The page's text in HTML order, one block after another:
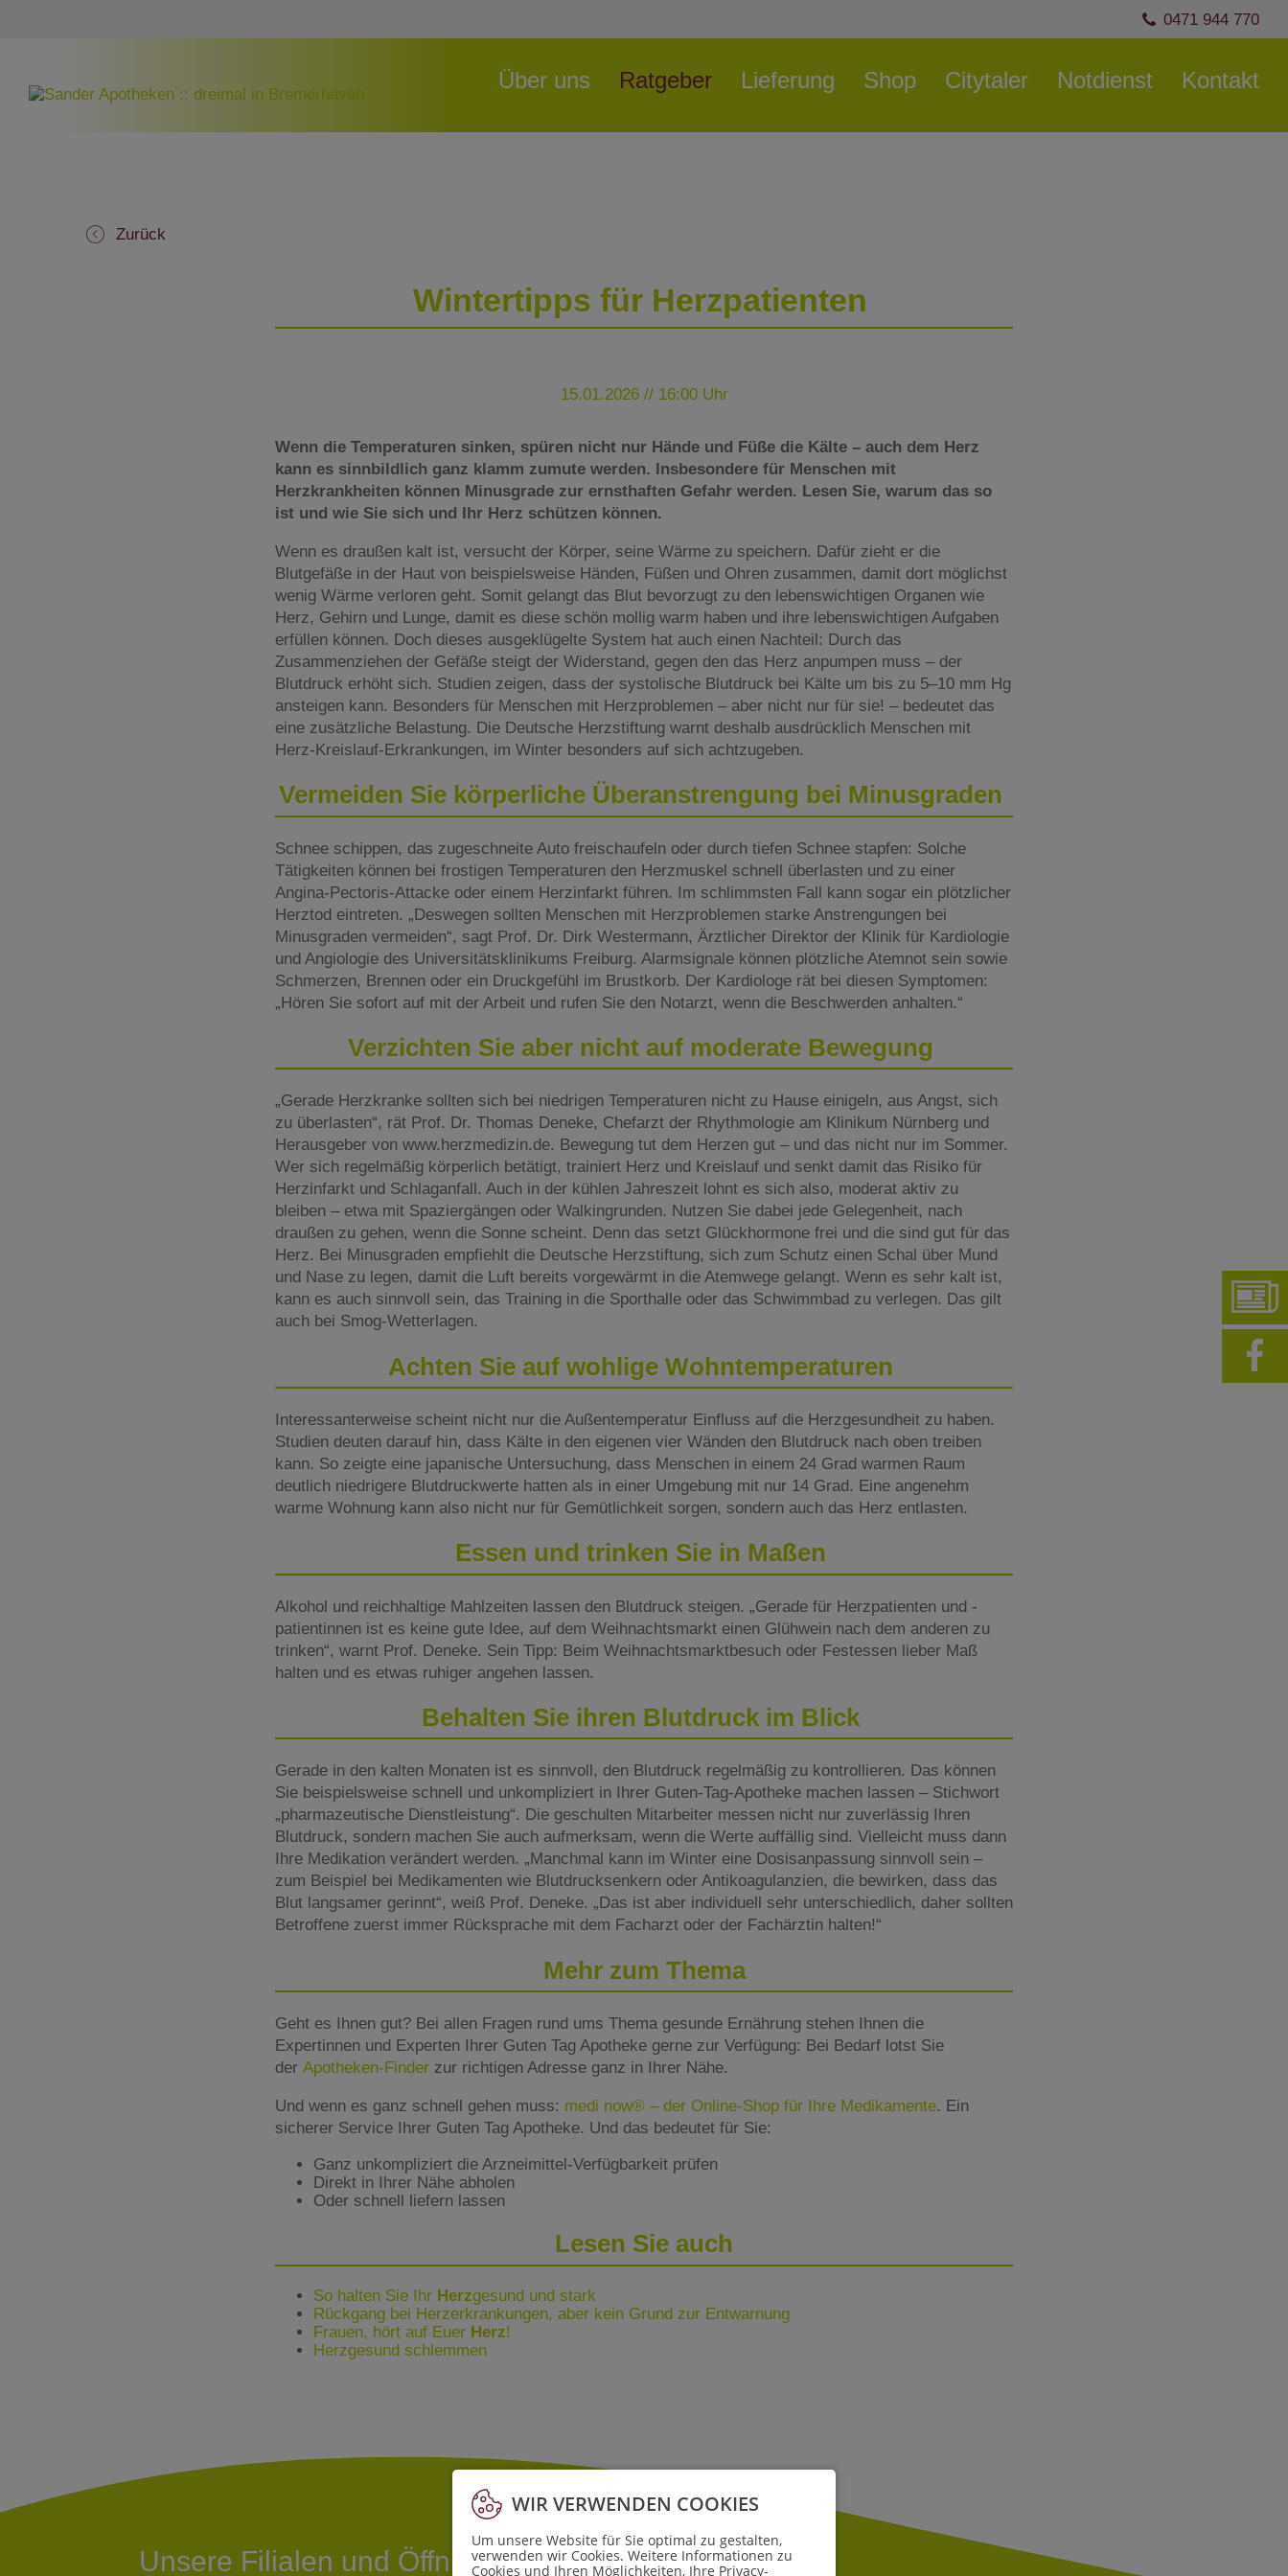
0471 944 770
Navigation
überspringen
Über uns Ratgeber Lieferung Shop Citytaler Notdienst Kontakt
Zurück
Wintertipps für Herzpatienten
15.01.2026 // 16:00 Uhr
Wenn die Temperaturen sinken, spüren nicht nur Hände und Füße die Kälte – auch dem Herz
kann es sinnbildlich ganz klamm zumute werden. Insbesondere für Menschen mit
Herzkrankheiten können Minusgrade zur ernsthaften Gefahr werden. Lesen Sie, warum das so
ist und wie Sie sich und Ihr Herz schützen können.
Wenn es draußen kalt ist, versucht der Körper, seine Wärme zu speichern. Dafür zieht er die
Blutgefäße in der Haut von beispielsweise Händen, Füßen und Ohren zusammen, damit dort möglichst
wenig Wärme verloren geht. Somit gelangt das Blut bevorzugt zu den lebenswichtigen Organen wie
Herz, Gehirn und Lunge, damit es diese schön mollig warm haben und ihre lebenswichtigen Aufgaben
erfüllen können. Doch dieses ausgeklügelte System hat auch einen Nachteil: Durch das
Zusammenziehen der Gefäße steigt der Widerstand, gegen den das Herz anpumpen muss – der
Blutdruck erhöht sich. Studien zeigen, dass der systolische Blutdruck bei Kälte um bis zu 5–10 mm Hg
ansteigen kann. Besonders für Menschen mit Herzproblemen – aber nicht nur für sie! – bedeutet das
eine zusätzliche Belastung. Die Deutsche Herzstiftung warnt deshalb ausdrücklich Menschen mit
Herz-Kreislauf-Erkrankungen, im Winter besonders auf sich achtzugeben.
Vermeiden Sie körperliche Überanstrengung bei Minusgraden
Schnee schippen, das zugeschneite Auto freischaufeln oder durch tiefen Schnee stapfen: Solche
Tätigkeiten können bei frostigen Temperaturen den Herzmuskel schnell überlasten und zu einer
Angina-Pectoris-Attacke oder einem Herzinfarkt führen. Im schlimmsten Fall kann sogar ein plötzlicher
Herztod eintreten. „Deswegen sollten Menschen mit Herzproblemen starke Anstrengungen bei
Minusgraden vermeiden“, sagt Prof. Dr. Dirk Westermann, Ärztlicher Direktor der Klinik für Kardiologie
und Angiologie des Universitätsklinikums Freiburg. Alarmsignale können plötzliche Atemnot sein sowie
Schmerzen, Brennen oder ein Druckgefühl im Brustkorb. Der Kardiologe rät bei diesen Symptomen:
„Hören Sie sofort auf mit der Arbeit und rufen Sie den Notarzt, wenn die Beschwerden anhalten.“
Verzichten Sie aber nicht auf moderate Bewegung
„Gerade Herzkranke sollten sich bei niedrigen Temperaturen nicht zu Hause einigeln, aus Angst, sich
zu überlasten“, rät Prof. Dr. Thomas Deneke, Chefarzt der Rhythmologie am Klinikum Nürnberg und
Herausgeber von www.herzmedizin.de. Bewegung tut dem Herzen gut – und das nicht nur im Sommer.
Wer sich regelmäßig körperlich betätigt, trainiert Herz und Kreislauf und senkt damit das Risiko für
Herzinfarkt und Schlaganfall. Auch in der kühlen Jahreszeit lohnt es sich also, moderat aktiv zu
bleiben – etwa mit Spaziergängen oder Walkingrunden. Nutzen Sie dabei jede Gelegenheit, nach
draußen zu gehen, wenn die Sonne scheint. Denn das setzt Glückhormone frei und die sind gut für das
Herz. Bei Minusgraden empfiehlt die Deutsche Herzstiftung, sich zum Schutz einen Schal über Mund
und Nase zu legen, damit die Luft bereits vorgewärmt in die Atemwege gelangt. Wenn es sehr kalt ist,
kann es auch sinnvoll sein, das Training in die Sporthalle oder das Schwimmbad zu verlegen. Das gilt
auch bei Smog-Wetterlagen.
Achten Sie auf wohlige Wohntemperaturen
Interessanterweise scheint nicht nur die Außentemperatur Einfluss auf die Herzgesundheit zu haben.
Studien deuten darauf hin, dass Kälte in den eigenen vier Wänden den Blutdruck nach oben treiben
kann. So zeigte eine japanische Untersuchung, dass Menschen in einem 24 Grad warmen Raum
deutlich niedrigere Blutdruckwerte hatten als in einer Umgebung mit nur 14 Grad. Eine angenehm
warme Wohnung kann also nicht nur für Gemütlichkeit sorgen, sondern auch das Herz entlasten.
Essen und trinken Sie in Maßen
Alkohol und reichhaltige Mahlzeiten lassen den Blutdruck steigen. „Gerade für Herzpatienten und -
patientinnen ist es keine gute Idee, auf dem Weihnachtsmarkt einen Glühwein nach dem anderen zu
trinken“, warnt Prof. Deneke. Sein Tipp: Beim Weihnachtsmarktbesuch oder Festessen lieber Maß
halten und es etwas ruhiger angehen lassen.
Behalten Sie ihren Blutdruck im Blick
Gerade in den kalten Monaten ist es sinnvoll, den Blutdruck regelmäßig zu kontrollieren. Das können
Sie beispielsweise schnell und unkompliziert in Ihrer Guten-Tag-Apotheke machen lassen – Stichwort
„pharmazeutische Dienstleistung“. Die geschulten Mitarbeiter messen nicht nur zuverlässig Ihren
Blutdruck, sondern machen Sie auch aufmerksam, wenn die Werte auffällig sind. Vielleicht muss dann
Ihre Medikation verändert werden. „Manchmal kann im Winter eine Dosisanpassung sinnvoll sein –
zum Beispiel bei Medikamenten wie Blutdrucksenkern oder Antikoagulanzien, die bewirken, dass das
Blut langsamer gerinnt“, weiß Prof. Deneke. „Das ist aber individuell sehr unterschiedlich, daher sollten
Betroffene zuerst immer Rücksprache mit dem Facharzt oder der Fachärztin halten!“
Mehr zum Thema
Geht es Ihnen gut? Bei allen Fragen rund ums Thema gesunde Ernährung stehen Ihnen die
Expertinnen und Experten Ihrer Guten Tag Apotheke gerne zur Verfügung: Bei Bedarf lotst Sie
der Apotheken-Finder zur richtigen Adresse ganz in Ihrer Nähe.
Und wenn es ganz schnell gehen muss: medi now® – der Online-Shop für Ihre Medikamente. Ein
sicherer Service Ihrer Guten Tag Apotheke. Und das bedeutet für Sie:
Ganz unkompliziert die Arzneimittel-Verfügbarkeit prüfen
Direkt in Ihrer Nähe abholen
Oder schnell liefern lassen
Lesen Sie auch
So halten Sie Ihr Herzgesund und stark
Rückgang bei Herzerkrankungen, aber kein Grund zur Entwarnung
Frauen, hört auf Euer Herz!
Herzgesund schlemmen
Unsere Filialen und Öffnungszeiten
WIR VERWENDEN COOKIES
Um unsere Website für Sie optimal zu gestalten,
verwenden wir Cookies. Weitere Informationen zu
Cookies und Ihren Möglichkeiten, Ihre Privacy-